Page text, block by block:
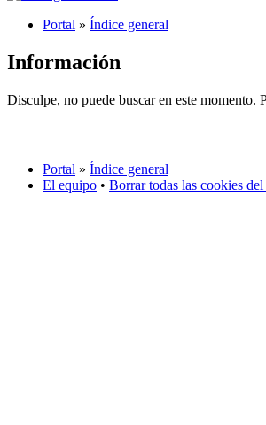
Portal » Índice general
Información
Disculpe, no puede buscar en este momento.
Portal » Índice general
El equipo • Borrar todas las cookies